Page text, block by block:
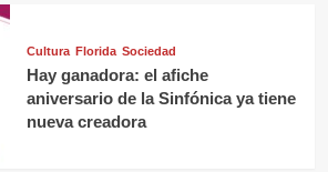
Cultura Florida Sociedad
Hay ganadora: el afiche
aniversario de la Sinfónica ya tiene
nueva creadora